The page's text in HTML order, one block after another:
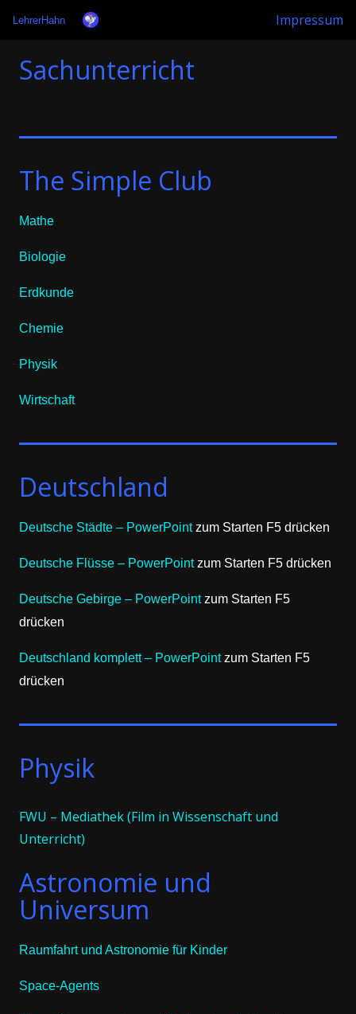
LehrerHahn Impressum
Sachunterricht
The Simple Club
Mathe
Biologie
Erdkunde
Chemie
Physik
Wirtschaft
Deutschland
Deutsche Städte – PowerPointzum Starten F5 drücken
Deutsche Flüsse – PowerPointzum Starten F5 drücken
Deutsche Gebirge – PowerPointzum Starten F5
drücken
Deutschland komplett – PowerPointzum Starten F5
drücken
Physik
FWU – Mediathek (Film in Wissenschaft und
Unterricht)
Astronomie und
Universum
Raumfahrt und Astronomie für Kinder
Space-Agents